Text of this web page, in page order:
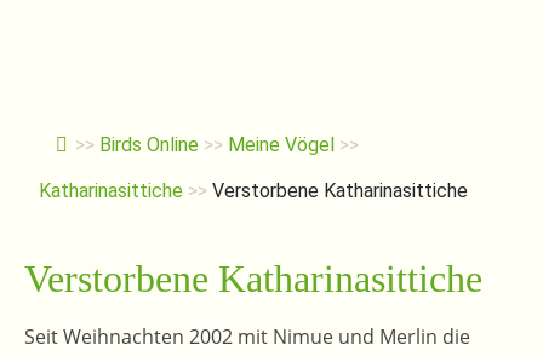
>> Birds Online >> Meine Vögel >>
Katharinasittiche >> Verstorbene Katharinasittiche
Verstorbene Katharinasittiche
Seit Weihnachten 2002 mit Nimue und Merlin die